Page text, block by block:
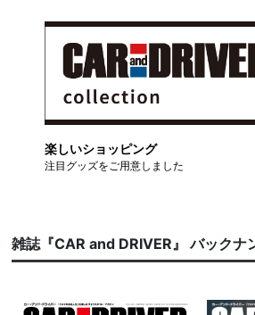
楽しいショッピング
注目グッズをご用意しました
雑誌『CAR and DRIVER』 バックナ